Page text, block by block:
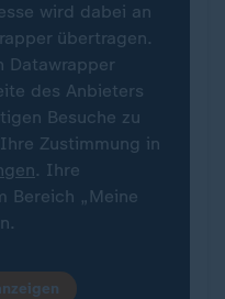
wird dabei an
übertragen.
Datawrapper
des Anbieters
Besuche zu
Zustimmung in
. Ihre
Bereich „Meine